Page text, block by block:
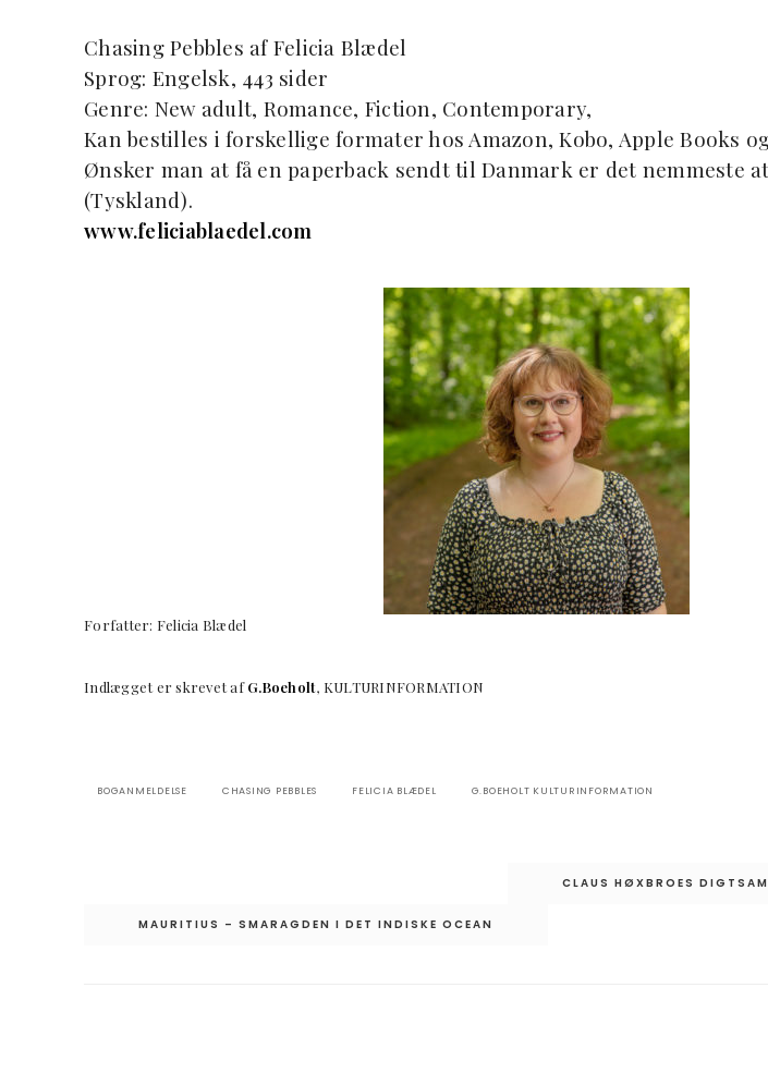
Chasing Pebbles af Felicia Blædel
Sprog: Engelsk, 443 sider
Genre: New adult, Romance, Fiction, Contemporary,
Kan bestilles i forskellige formater hos Amazon, Kobo, Apple Books
Ønsker man at få en paperback sendt til Danmark er det nemmeste
(Tyskland).
www.feliciablaedel.com
Forfatter: Felicia Blædel
Indlægget er skrevet afG.Boeholt, KULTURINFORMATION
BOGANMELDELSE CHASING PEBBLES FELICIA BLÆDEL G.BOEHOLT KULTURINFORMATION
CLAUS HØXBROES
MAURITIUS – SMARAGDEN I DET INDISKE OCEAN